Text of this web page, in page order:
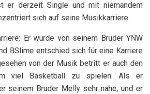
er derzeit Single und mit niemandem
sich auf seine Musikkarriere.
Er wurde von seinem Bruder YNW
BSlime entschied sich für eine Karriere
von der Musik betritt er auch den
viel Basketball zu spielen. Als er
seinem Bruder Melly sehr nahe, und er